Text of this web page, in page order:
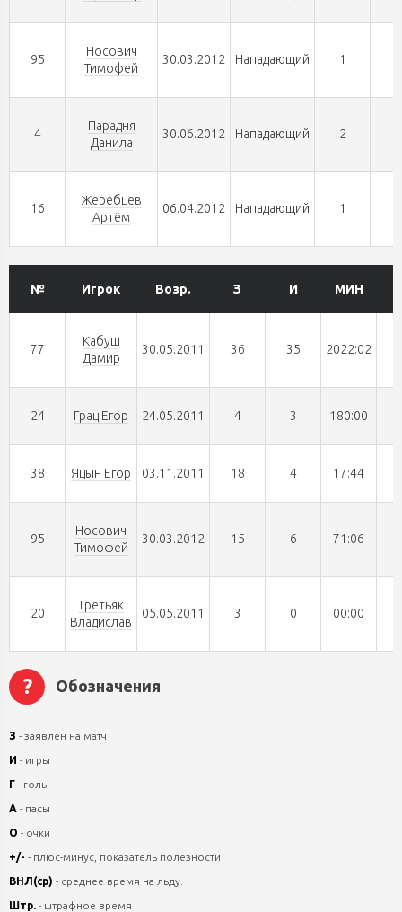
95
Носович
Тимофей
30.03.2012 Нападающий 1
4
Парадня
Данила
30.06.2012 Нападающий 2
16
Жеребцев
Артём
06.04.2012 Нападающий 1
№ Игрок Возр. З И МИН
77
Кабуш
Дамир
30.05.2011 36 35 2022:02
24 Грац Егор 24.05.2011 4 3 180:00
38 Яцын Егор 03.11.2011 18 4 17:44
95
Носович
Тимофей
30.03.2012 15 6 71:06
20
Третьяк
Владислав
05.05.2011 3 0 00:00
? Обозначения
З - заявлен на матч
И - игры
Г - голы
А - пасы
О - очки
+/- - плюс-минус, показатель полезности
ВНЛ(ср) - среднее время на льду.
Штр. - штрафное время